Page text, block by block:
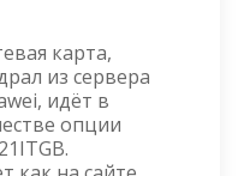
СЕТЕВАЯ
КАРТА
SP210
2X1GE
RJ-
карта,
из сервера
идёт в
опции